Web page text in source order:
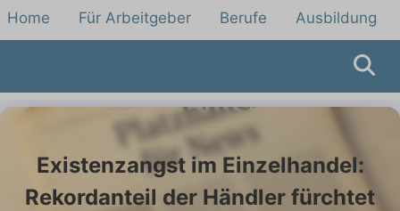
Home Für Arbeitgeber Berufe Ausbildung
Existenzangst im Einzelhandel:
Rekordanteil der Händler fürchtet